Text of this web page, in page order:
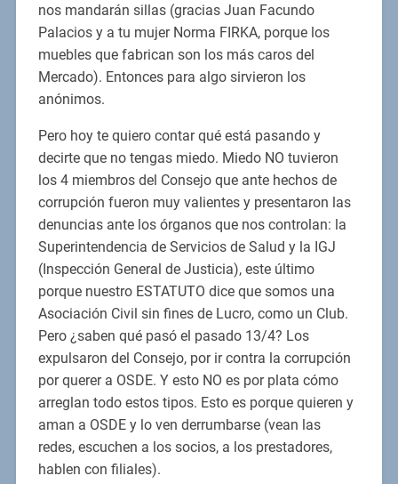
nos mandarán sillas (gracias Juan Facundo
Palacios y a tu mujer Norma FIRKA, porque los
muebles que fabrican son los más caros del
Mercado). Entonces para algo sirvieron los
anónimos.
Pero hoy te quiero contar qué está pasando y
decirte que no tengas miedo. Miedo NO tuvieron
los 4 miembros del Consejo que ante hechos de
corrupción fueron muy valientes y presentaron las
denuncias ante los órganos que nos controlan: la
Superintendencia de Servicios de Salud y la IGJ
(Inspección General de Justicia), este último
porque nuestro ESTATUTO dice que somos una
Asociación Civil sin fines de Lucro, como un Club.
Pero ¿saben qué pasó el pasado 13/4? Los
expulsaron del Consejo, por ir contra la corrupción
por querer a OSDE. Y esto NO es por plata cómo
arreglan todo estos tipos. Esto es porque quieren y
aman a OSDE y lo ven derrumbarse (vean las
redes, escuchen a los socios, a los prestadores,
hablen con filiales).